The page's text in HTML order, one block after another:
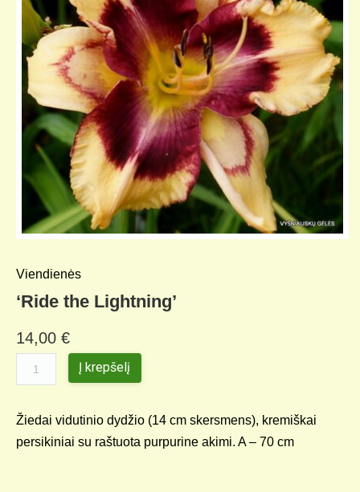
KELIONIŲ GALERIJA
Viendienės
‘Ride the Lightning’
14,00 €
Į krepšelį
Žiedai vidutinio dydžio (14 cm skersmens), kremiškai
persikiniai su raštuota purpurine akimi. A – 70 cm